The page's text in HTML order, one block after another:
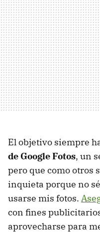
El objetivo siempre
de Google Fotos, un
pero que como otros
inquieta porque no
usarse mis fotos.
con fines
aprovecharse para